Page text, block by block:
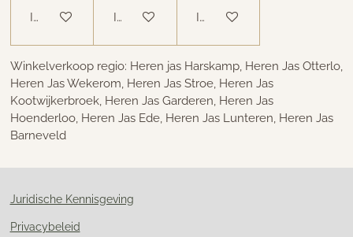
In winkelwagen In winkelwagen In winkelwagen
Winkelverkoop regio: Heren jas Harskamp, Heren Jas Otterlo,
Heren Jas Wekerom, Heren Jas Stroe, Heren Jas
Kootwijkerbroek, Heren Jas Garderen, Heren Jas
Hoenderloo, Heren Jas Ede, Heren Jas Lunteren, Heren Jas
Barneveld
Juridische Kennisgeving
Privacybeleid